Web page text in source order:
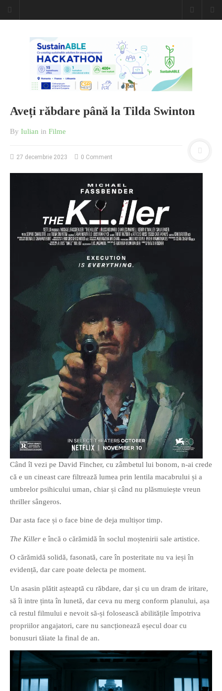
Aveți răbdare până la Tilda Swinton
By Iulian in Filme
27 decembrie 2023 0 Comment
Când îl vezi pe David Fincher, cu zâmbetul lui bonom, n-ai crede
că e un cineast care filtrează lumea prin lentila macabrului și a
umbrelor psihicului uman, chiar și când nu plăsmuiește vreun
thriller sângeros.
Dar asta face și o face bine de deja multișor timp.
The Killer e încă o cărămidă în soclul moștenirii sale artistice.
O cărămidă solidă, fasonată, care în posteritate nu va ieși în
evidență, dar care poate delecta pe moment.
Un asasin plătit așteaptă cu răbdare, dar și cu un dram de iritare,
să îi intre ținta în lunetă, dar ceva nu merg conform planului, așa
că restul filmului e nevoit să-și folosească abilitățile împotriva
propriilor angajatori, care nu sancționează eșecul doar cu
bonusuri tăiate la final de an.